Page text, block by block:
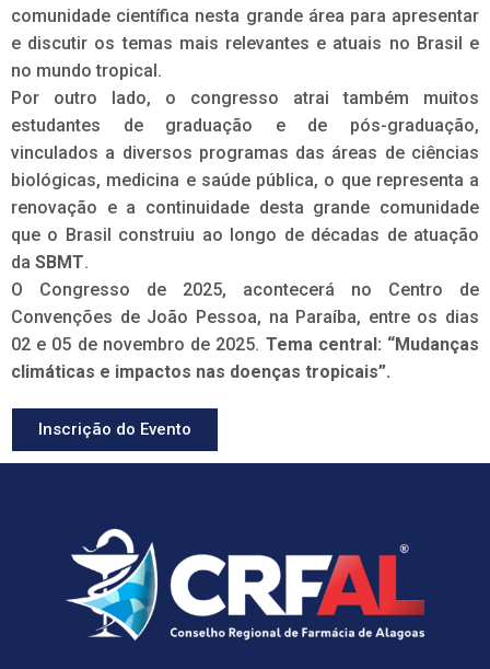
comunidade científica nesta grande área para apresentar
e discutir os temas mais relevantes e atuais no Brasil e
no mundo tropical.
Por outro lado, o congresso atrai também muitos
estudantes de graduação e de pós-graduação,
vinculados a diversos programas das áreas de ciências
biológicas, medicina e saúde pública, o que representa a
renovação e a continuidade desta grande comunidade
que o Brasil construiu ao longo de décadas de atuação
da SBMT.
O Congresso de 2025, acontecerá no Centro de
Convenções de João Pessoa, na Paraíba, entre os dias
02 e 05 de novembro de 2025. Tema central: “Mudanças
climáticas e impactos nas doenças tropicais”.
Inscrição do Evento